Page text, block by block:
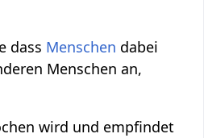
dass Menschen dabei
Menschen an,
wird und empfindet